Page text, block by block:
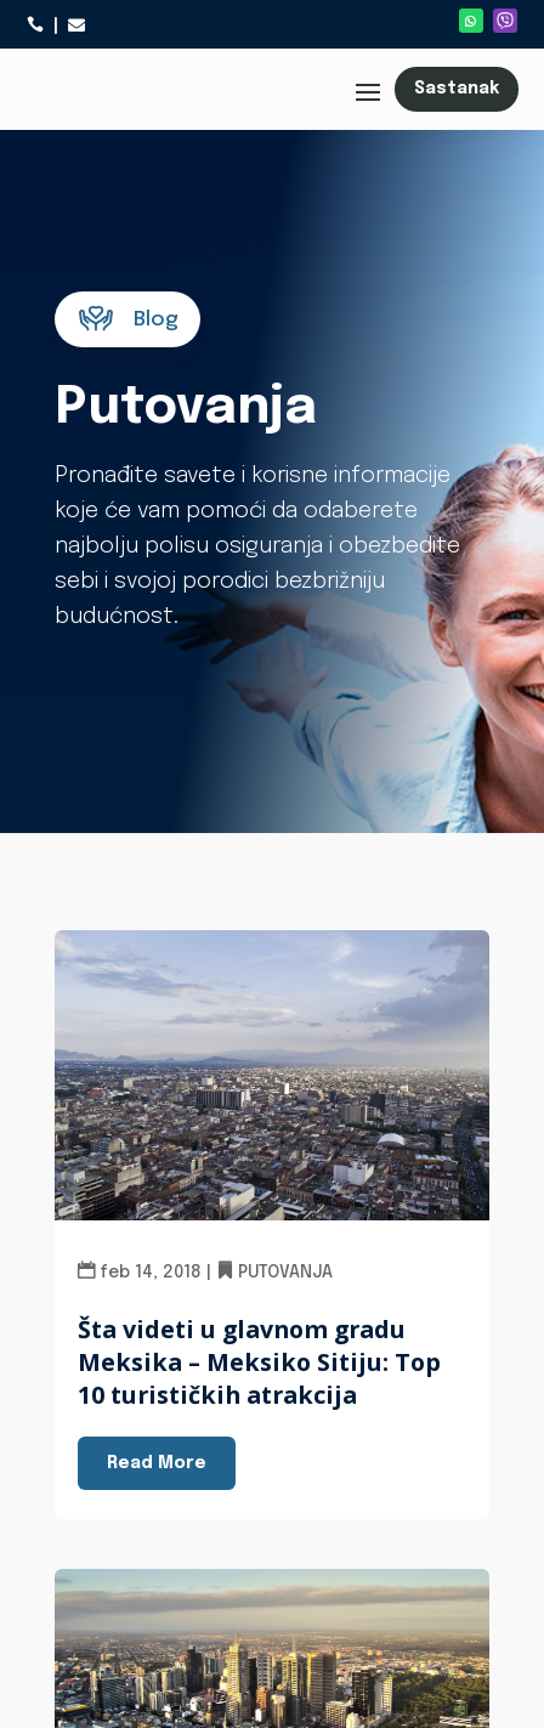
 
Sastanak
Blog
Putovanja
Pronađite savete i korisne informacije
koje će vam pomoći da odaberete
najbolju polisu osiguranja i obezbedite
sebi i svojoj porodici bezbrižniju
budućnost.
Šta videti u glavnom gradu
Meksika – Meksiko Sitiju: Top
10 turističkih atrakcija
feb 14, 2018 PUTOVANJA
Read More